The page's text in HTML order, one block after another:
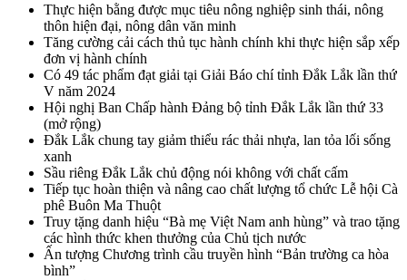
Thực hiện bằng được mục tiêu nông nghiệp sinh thái, nông
thôn hiện đại, nông dân văn minh
Tăng cường cải cách thủ tục hành chính khi thực hiện sắp xếp
đơn vị hành chính
Có 49 tác phẩm đạt giải tại Giải Báo chí tỉnh Đắk Lắk lần thứ
V năm 2024
Hội nghị Ban Chấp hành Đảng bộ tỉnh Đắk Lắk lần thứ 33
(mở rộng)
Đắk Lắk chung tay giảm thiểu rác thải nhựa, lan tỏa lối sống
xanh
Sầu riêng Đắk Lắk chủ động nói không với chất cấm
Tiếp tục hoàn thiện và nâng cao chất lượng tổ chức Lễ hội Cà
phê Buôn Ma Thuột
Truy tặng danh hiệu “Bà mẹ Việt Nam anh hùng” và trao tặng
các hình thức khen thưởng của Chủ tịch nước
Ấn tượng Chương trình cầu truyền hình “Bản trường ca hòa
bình”